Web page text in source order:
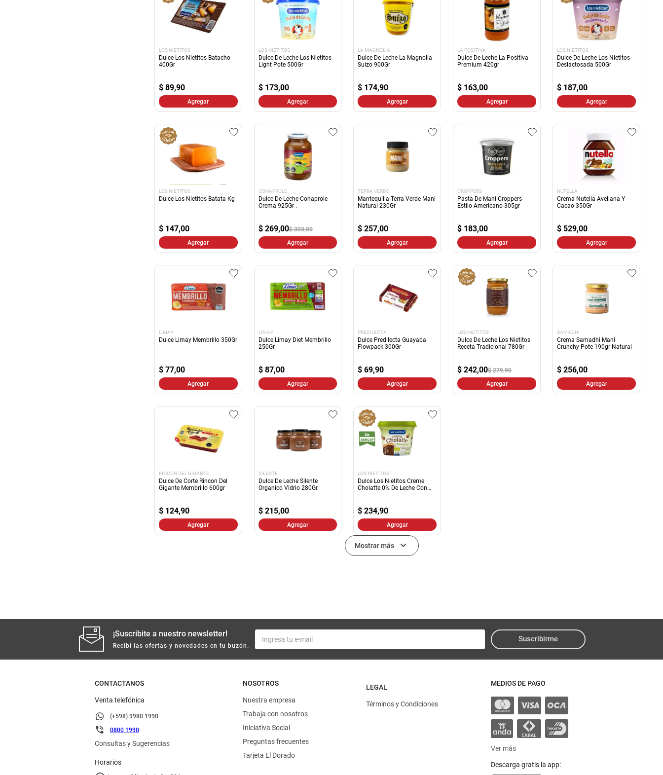
LOS NIETITOS
Dulce Los Nietitos Batacho
400Gr
$ 89,90
Agregar
LOS NIETITOS
Dulce De Leche Los Nietitos
Light Pote 500Gr
$ 173,00
Agregar
LA MAGNOLIA
Dulce De Leche La Magnolia
Suizo 900Gr
$ 174,90
Agregar
LA POSITIVA
Dulce De Leche La Positiva
Premium 420gr
$ 163,00
Agregar
LOS NIETITOS
Dulce De Leche Los Nietitos
Deslactosada 500Gr
$ 187,00
Agregar
LOS NIETITOS
Dulce Los Nietitos Batata Kg
$ 147,00
Agregar
CONAPROLE
Dulce De Leche Conaprole
Crema 925Gr .
$ 269,00$ 303,00
Agregar
TERRA VERDE
Mantequilla Terra Verde Mani
Natural 230Gr
$ 257,00
Agregar
CROPPERS
Pasta De Maní Croppers
Estilo Americano 305gr
$ 183,00
Agregar
NUTELLA
Crema Nutella Avellana Y
Cacao 350Gr
$ 529,00
Agregar
LIMAY
Dulce Limay Membrillo 350Gr
$ 77,00
Agregar
LIMAY
Dulce Limay Diet Membrillo
250Gr
$ 87,00
Agregar
PREDILECTA
Dulce Predilecta Guayaba
Flowpack 300Gr
$ 69,90
Agregar
LOS NIETITOS
Dulce De Leche Los Nietitos
Receta Tradicional 780Gr
$ 242,00$ 279,90
Agregar
SAMADHI
Crema Samadhi Mani
Crunchy Pote 190gr Natural
$ 256,00
Agregar
RINCON DEL GIGANTE
Dulce De Corte Rincon Del
Gigante Membrillo 600gr
$ 124,90
Agregar
SILENTE
Dulce De Leche Silente
Organico Vidrio 280Gr
$ 215,00
Agregar
LOS NIETITOS
Dulce Los Nietitos Creme
Cholatte 0% De Leche Con
$ 234,90
Agregar
Mostrar más
¡Suscribite a nuestro newsletter!
Recibí las ofertas y novedades en tu buzón.
Suscribirme
CONTACTANOS
Venta telefónica
(+598) 9980 1990
0800 1990
Consultas y Sugerencias
Horarios
NOSOTROS
Nuestra empresa
Trabaja con nosotros
Iniciativa Social
Preguntas frecuentes
Tarjeta El Dorado
LEGAL
Términos y Condiciones
MEDIOS DE PAGO
Ver más
Descarga gratis la app: